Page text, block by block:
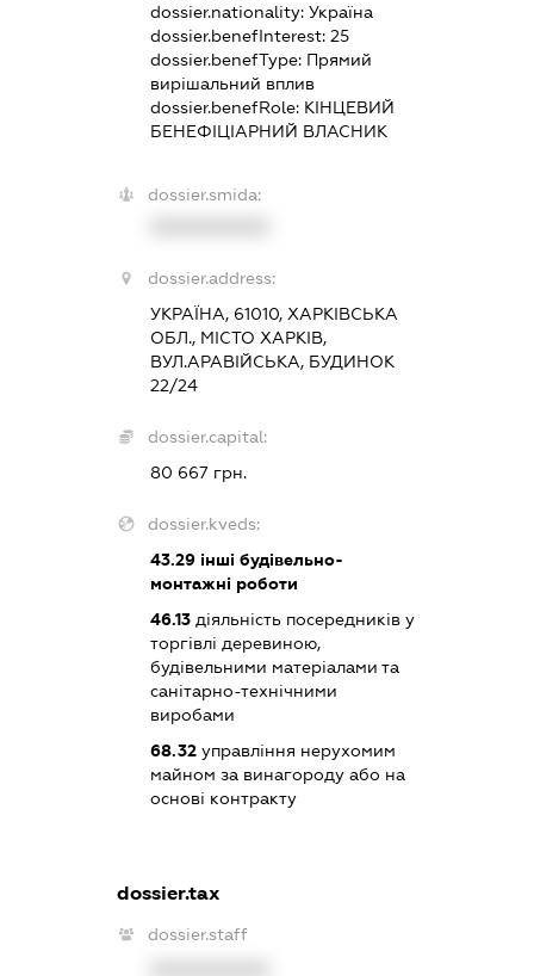
dossier.nationality:Україна
dossier.benefInterest:25
dossier.benefType: Прямий
вирішальний вплив
dossier.benefRole: КІНЦЕВИЙ
БЕНЕФІЦІАРНИЙ ВЛАСНИК
dossier.smida:
dossier.address:
УКРАЇНА, 61010, ХАРКІВСЬКА
ОБЛ., МІСТО ХАРКІВ,
ВУЛ.АРАВІЙСЬКА, БУДИНОК
22/24
dossier.capital:
80 667 грн.
dossier.kveds:
43.29 інші будівельно-
монтажні роботи
46.13 діяльність посередників у
торгівлі деревиною,
будівельними матеріалами та
санітарно-технічними
виробами
68.32 управління нерухомим
майном за винагороду або на
основі контракту
dossier.tax
dossier.staff